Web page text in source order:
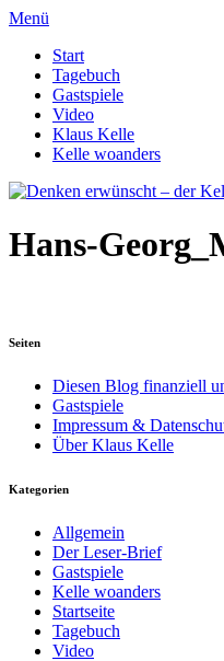
Menü
Start
Tagebuch
Gastspiele
Video
Klaus Kelle
Kelle woanders
Hans-
Seiten
Diesen Blog finanziell
Gastspiele
Impressum &
Über Klaus Kelle
Kategorien
Allgemein
Der Leser-Brief
Gastspiele
Kelle woanders
Startseite
Tagebuch
Video